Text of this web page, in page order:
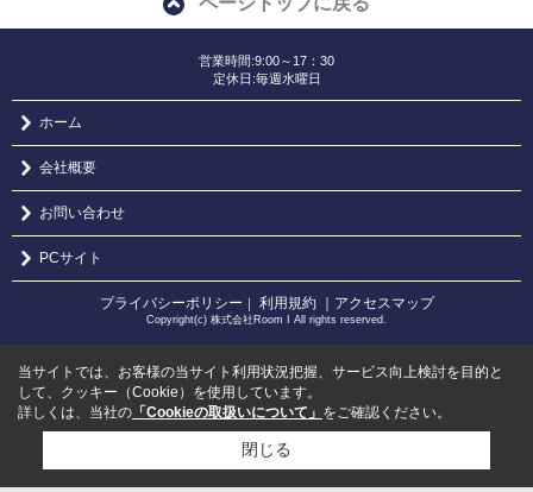
営業時間:9:00～17：30
定休日:毎週水曜日
ホーム
会社概要
お問い合わせ
PCサイト
プライバシーポリシー 利用規約 ｜アクセスマップ
Copyright(c) 株式会社Room I All rights reserved.
当サイトでは、お客様の当サイト利用状況把握、サービス向上検討を目的と
して、クッキー（Cookie）を使用しています。
詳しくは、当社の 「Cookieの取扱いについて」 をご確認ください。
閉じる